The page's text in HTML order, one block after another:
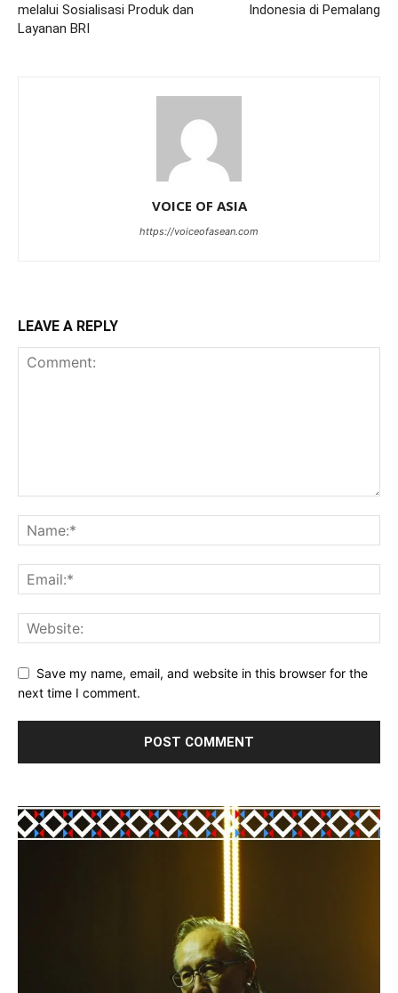
melalui Sosialisasi Produk dan
Layanan BRI
Indonesia di Pemalang
VOICE OF ASIA
https://voiceofasean.com
LEAVE A REPLY
Save my name, email, and website in this browser for the
next time I comment.